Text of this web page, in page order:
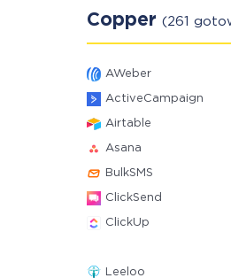
Copper (261
AWeber
ActiveCampaign
Airtable
Asana
BulkSMS
ClickSend
ClickUp
Leeloo